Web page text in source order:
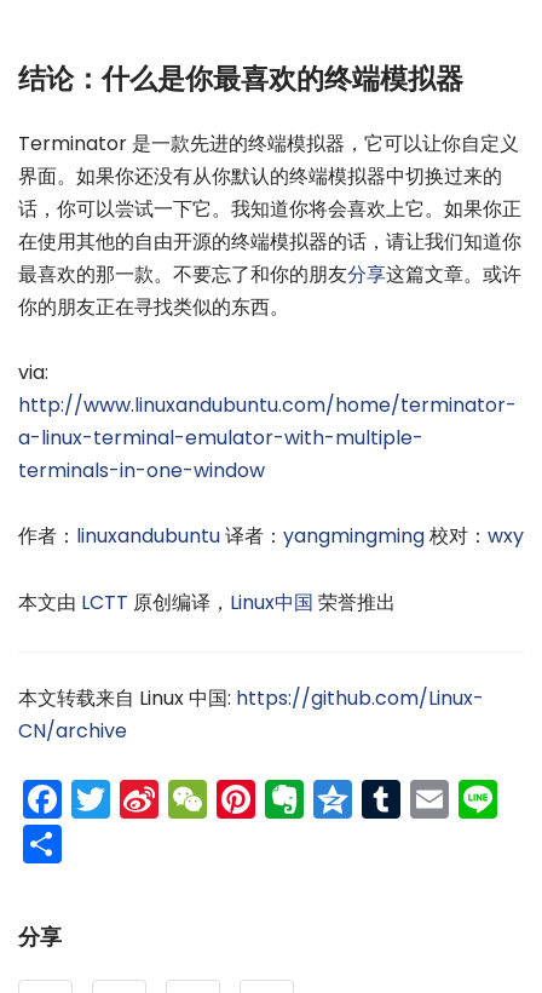
结论：什么是你最喜欢的终端模拟器
Terminator 是一款先进的终端模拟器，它可以让你自定义
界面。如果你还没有从你默认的终端模拟器中切换过来的
话，你可以尝试一下它。我知道你将会喜欢上它。如果你正
在使用其他的自由开源的终端模拟器的话，请让我们知道你
最喜欢的那一款。不要忘了和你的朋友分享这篇文章。或许
你的朋友正在寻找类似的东西。
via:
http://www.linuxandubuntu.com/home/terminator-
a-linux-terminal-emulator-with-multiple-
terminals-in-one-window
作者： linuxandubuntu译者： yangmingming校对： wxy
本文由 LCTT 原创编译， Linux中国 荣誉推出
本文转载来自 Linux 中国: https://github.com/Linux-
CN/archive
Facebook
Twitter
Sina
Weibo
WeChat
Pinterest
Evernote
Qzone
Tumblr
分享